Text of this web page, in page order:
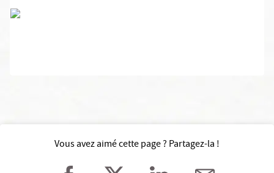
Vous avez aimé cette page ? Partagez-la !